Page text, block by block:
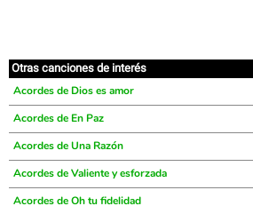
Otras canciones de interés
Acordes de Dios es amor
Acordes de En Paz
Acordes de Una Razón
Acordes de Valiente y esforzada
Acordes de Oh tu fidelidad